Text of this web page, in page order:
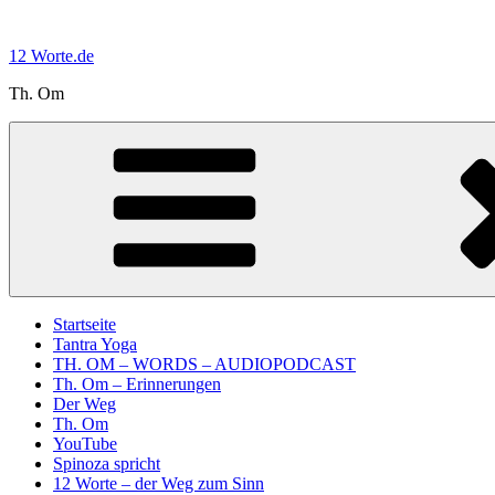
springen
12 Worte.de
Th. Om
Startseite
Tantra Yoga
TH. OM – WORDS – AUDIOPODCAST
Th. Om – Erinnerungen
Der Weg
Th. Om
YouTube
Spinoza spricht
12 Worte – der Weg zum Sinn